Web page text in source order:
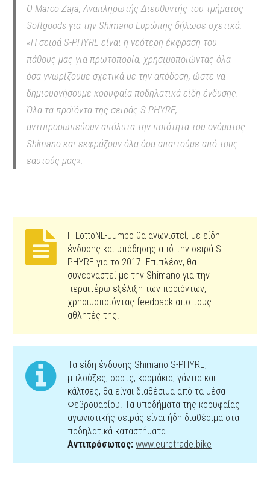
Ο Marco Zaja, Αναπληρωτής Διευθυντής του τμήματος
Softgoods για την Shimano Ευρώπης δήλωσε σχετικά:
«Η σειρά S-PHYRE είναι η νεότερη έκφραση του
πάθους μας για πρωτοπορία, χρησιμοποιώντας όλα
όσα γνωρίζουμε σχετικά με την απόδοση, ώστε να
δημιουργήσουμε κορυφαία ποδηλατικά είδη ένδυσης.
Όλα τα προϊόντα της σειράς S-PHYRE,
αντιπροσωπεύουν απόλυτα την ποιότητα του ονόματος
Shimano και εκφράζουν όλα όσα απαιτούμε από τους
εαυτούς μας».
Η LottoNL-Jumbo θα αγωνιστεί, με είδη
ένδυσης και υπόδησης από την σειρά S-
PHYRE για το 2017. Επιπλέον, θα
συνεργαστεί με την Shimano για την
περαιτέρω εξέλιξη των προϊόντων,
χρησιμοποιόντας feedback απο τους
αθλητές της.
Τα είδη ένδυσης Shimano S-PHYRE,
μπλούζες, σορτς, κορμάκια, γάντια και
κάλτσες, θα είναι διαθέσιμα από τα μέσα
Φεβρουαρίου. Τα υποδήματα της κορυφαίας
αγωνιστικής σειράς είναι ήδη διαθέσιμα στα
ποδηλατικά καταστήματα.
Αντιπρόσωπος: www.eurotrade.bike